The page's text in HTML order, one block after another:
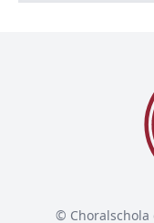
© Choralschola